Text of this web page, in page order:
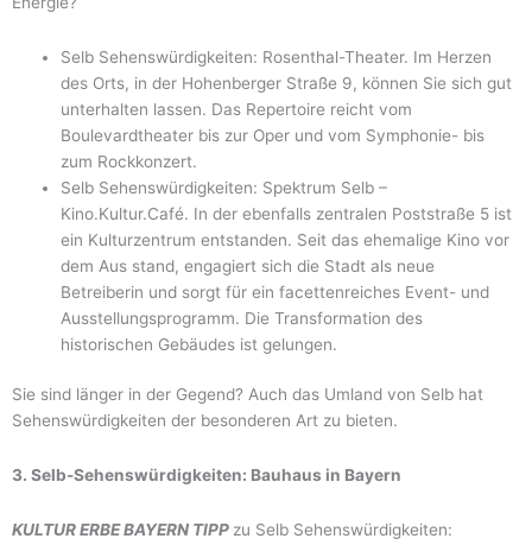
Selb Sehenswürdigkeiten: Rosenthal-Theater. Im Herzen
des Orts, in der Hohenberger Straße 9, können Sie sich gut
unterhalten lassen. Das Repertoire reicht vom
Boulevardtheater bis zur Oper und vom Symphonie- bis
zum Rockkonzert.
Selb Sehenswürdigkeiten: Spektrum Selb –
Kino.Kultur.Café. In der ebenfalls zentralen Poststraße 5 ist
ein Kulturzentrum entstanden. Seit das ehemalige Kino vor
dem Aus stand, engagiert sich die Stadt als neue
Betreiberin und sorgt für ein facettenreiches Event- und
Ausstellungsprogramm. Die Transformation des
historischen Gebäudes ist gelungen.
Sie sind länger in der Gegend? Auch das Umland von Selb hat
Sehenswürdigkeiten der besonderen Art zu bieten.
3. Selb-Sehenswürdigkeiten: Bauhaus in Bayern
KULTUR ERBE BAYERN TIPP zu Selb Sehenswürdigkeiten: